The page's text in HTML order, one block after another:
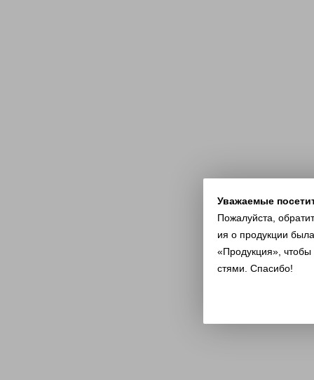
Уважаемые
Пожалуйста,
ия о продукции
«Продукция»,
стями. Спасибо!